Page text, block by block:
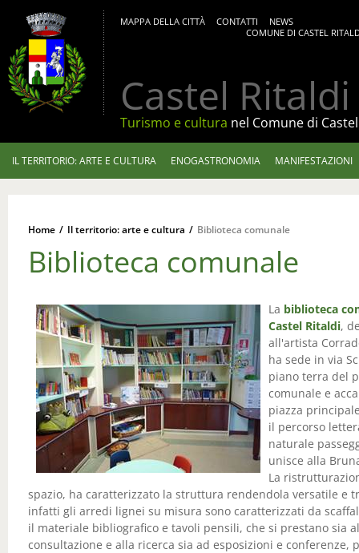
MAPPA DELLA CITTÀ CONTATTI
NEWS
COMUNE DI CASTEL
Castel Ritaldi
Turismo e cultura nel Comune di
IL TERRITORIO: ARTE E CULTURA ENOGASTRONOMIA MANIFESTAZIONI
Home / Il territorio: arte e cultura / Biblioteca comunale
Biblioteca comunale
La biblioteca
Castel Ritaldi,
all'artista
ha sede in via
piano terra del
comunale e
piazza
il percorso
naturale
unisce alla
La
spazio, ha caratterizzato la struttura rendendola versatile e
infatti gli arredi lignei su misura sono caratterizzati da
il materiale bibliografico e tavoli pensili, che si prestano sia
consultazione e alla ricerca sia ad esposizioni e conferenze,